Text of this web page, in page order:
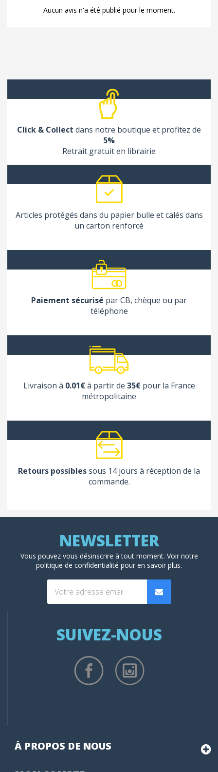
Aucun avis n'a été publié pour le moment.
Click & Collect dans notre boutique et profitez de
5%
Retrait gratuit en librairie
Articles protégés dans du papier bulle et calés dans
un carton renforcé
Paiement sécurisé par CB, chèque ou par
téléphone
Livraison à 0.01€à partir de 35€pour la France
métropolitaine
Retours possiblessous 14 jours à réception de la
commande.
Vous pouvez vous désinscrire à tout moment. Voir notre
politique de confidentialité pour en savoir plus.
SUIVEZ-NOUS
À PROPOS DE NOUS